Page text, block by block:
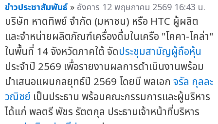
ข่าวประชาสัมพันธ์ » อังคาร 12 พฤษภาคม 2569 16:43 น.
บริษัท หาดทิพย์ จำกัด (มหาชน) หรือ HTC ผู้ผลิต
และจำหน่ายผลิตภัณฑ์เครื่องดื่มในเครือ "โคคา-โคล่า"
ในพื้นที่ 14 จังหวัดภาคใต้ จัดประชุมสามัญผู้ถือหุ้น
ประจำปี 2569 เพื่อรายงานผลการดำเนินงานพร้อม
นำเสนอแผนกลยุทธ์ปี 2569 โดยมี พลเอก จรัล กุลละ
วณิชย์ เป็นประธาน พร้อมคณะกรรมการและผู้บริหาร
ได้แก่ พลตรี พัชร รัตตกุล ประธานเจ้าหน้าที่บริหาร